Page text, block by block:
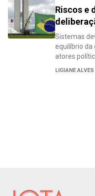
Riscos e
Sistemas
equilíbrio da
atores
LIGIANE ALVES